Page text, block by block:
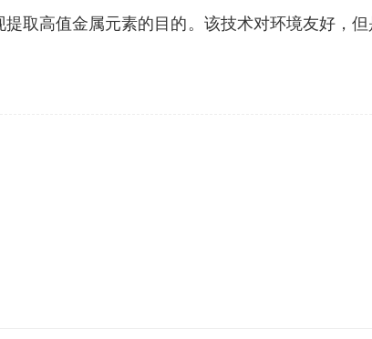
取高值金属元素的目的。该技术对环境友好，